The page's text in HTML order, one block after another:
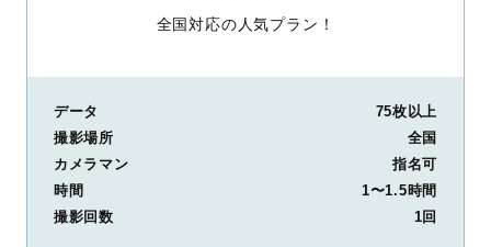
全国対応の人気プラン！
データ
75枚以上
撮影場所
全国
カメラマン
指名可
時間
1〜1.5時間
撮影回数
1回